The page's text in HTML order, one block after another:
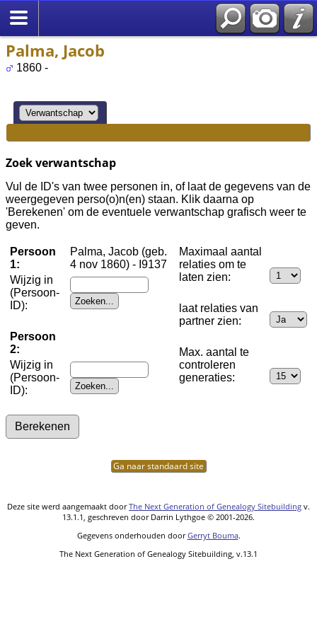
Palma, Jacob
1860 -
Zoek verwantschap
Vul de ID's van twee personen in, of laat de gegevens van de
weergegeven perso(o)n(en) staan. Klik daarna op
'Berekenen' om de eventuele verwantschap grafisch weer te
geven.
Persoon
1:
Palma, Jacob (geb.
4 nov 1860) - I9137
Wijzig in
(Persoon-
ID):
Persoon
2:
Wijzig in
(Persoon-
ID):
Maximaal aantal
relaties om te
laten zien:
laat relaties van
partner zien:
Max. aantal te
controleren
generaties:
Ga naar standaard site
Deze site werd aangemaakt doorThe Next Generation of Genealogy Sitebuilding v.
13.1.1, geschreven door Darrin Lythgoe © 2001-2026.
Gegevens onderhouden doorGerryt Bouma.
The Next Generation of Genealogy Sitebuilding, v.13.1